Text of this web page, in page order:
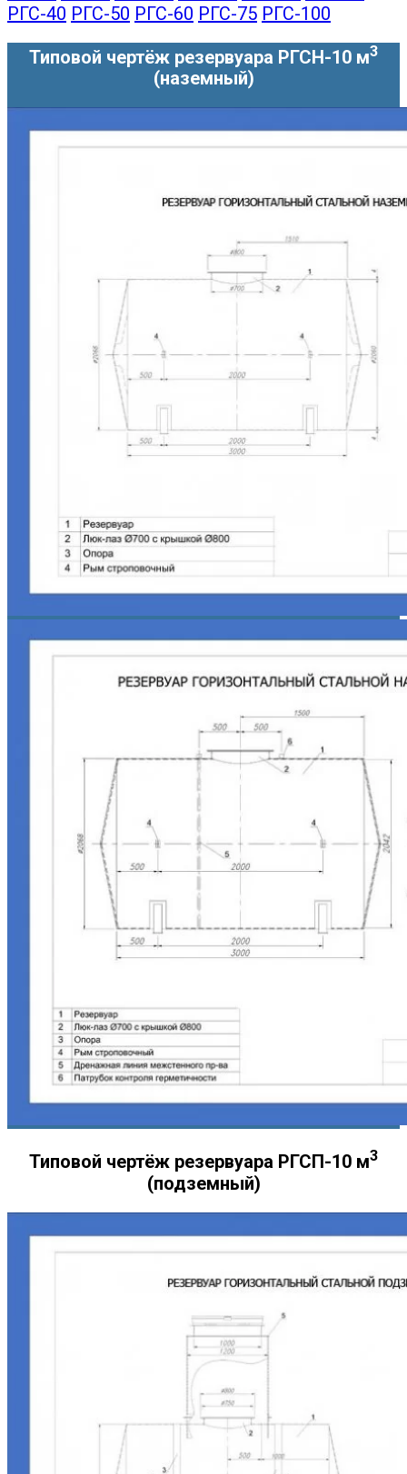
РГС-40 РГС-50 РГС-60 РГС-75 РГС-100
Типовой чертёж резервуара РГСН-10 м3
(наземный)
Типовой чертёж резервуара РГСП-10 м3
(подземный)